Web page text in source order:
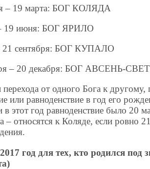
– 19 марта: БОГ КОЛЯДА
19 июня: БОГ ЯРИЛО
21 сентября: БОГ КУПАЛО
– 20 декабря: БОГ АВСЕНЬ-
от одного Бога к другому,
или равноденствие в год его
этот год равноденствие было 20
– относятся к Коляде, если ровно
2017 год для тех, кто родился